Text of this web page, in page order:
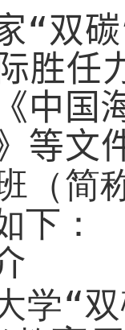
“双
胜任
中国
等文
（简
下：
学“